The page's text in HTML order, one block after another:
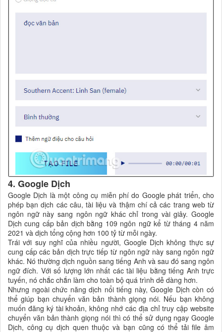
4. Google Dịch
Google Dịch là một công cụ miễn phí do Google phát triển, cho
phép bạn dịch các câu, tài liệu và thậm chí cả các trang web từ
ngôn ngữ này sang ngôn ngữ khác chỉ trong vài giây. Google
Dịch cung cấp bản dịch bằng 109 ngôn ngữ kể từ tháng 4 năm
2021 và dịch tổng cộng hơn 100 tỷ từ mỗi ngày.
Trái với suy nghĩ của nhiều người, Google Dịch không thực sự
cung cấp các bản dịch trực tiếp từ ngôn ngữ này sang ngôn ngữ
khác. Nó thường dịch nguồn sang tiếng Anh và sau đó sang ngôn
ngữ đích. Với số lượng lớn nhất các tài liệu bằng tiếng Anh trực
tuyến, nó chắc chắn làm cho toàn bộ quá trình dễ dàng hơn.
Nhưng ngoài chức năng dịch nổi tiếng này, Google Dịch còn có
thể giúp bạn chuyển văn bản thành giọng nói. Nếu bạn không
muốn đăng ký tài khoản, không nhớ các địa chỉ truy cập website
chuyển văn bản thành giọng nói thì có thể sử dụng ngay Google
Dịch, công cụ dịch quen thuộc và bạn cũng có thể tải file âm